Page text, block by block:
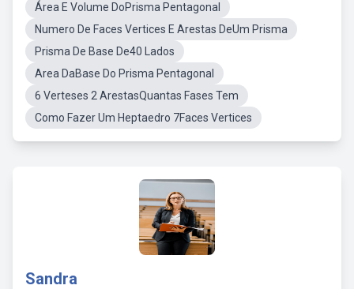
Área E Volume DoPrisma Pentagonal
Numero De Faces Vertices E Arestas DeUm Prisma
Prisma De Base De40 Lados
Area DaBase Do Prisma Pentagonal
6 Verteses 2 ArestasQuantas Fases Tem
Como Fazer Um Heptaedro 7Faces Vertices
Sandra